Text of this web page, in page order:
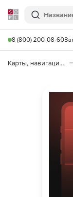
Softline
Поиск
8 (800) 200-08-60
Карты, навигация, путешествия